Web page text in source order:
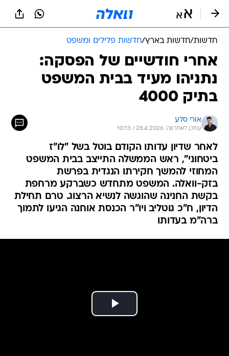
חדשות/חדשות בארץ/חדשות פלילים ומשפט
אחרי חודשיים של הפסקה:
נתניהו מעיד בבית המשפט
בתיק 4000
אורי סלע
עודכן לאחרונה: 28.4.2026 / 10:13
לאחר שדיון עדותו הקודם בוטל בשל "לו"ז
ביטחוני", ראש הממשלה התייצב בבית המשפט
המחוזי להמשך חקירתו הנגדית בפרשת
בזק-וואלה. המשפט מתחדש כשברקע מרחפת
בקשת החנינה שהוגשה לנשיא הרצוג. טרם תחילת
הדיון, ח"כ גוטליב ויו"ר הכנסת אוחנה הגיעו לתמוך
ברה"מ בעדותו